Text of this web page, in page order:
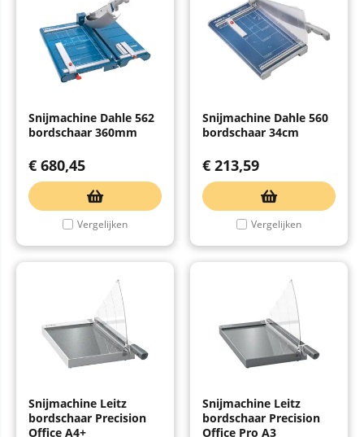
Snijmachine Dahle 562
bordschaar 360mm
€ 680,45
Vergelijken
Snijmachine Dahle 560
bordschaar 34cm
€ 213,59
Vergelijken
Snijmachine Leitz
bordschaar Precision
Office A4+
Snijmachine Leitz
bordschaar Precision
Office Pro A3